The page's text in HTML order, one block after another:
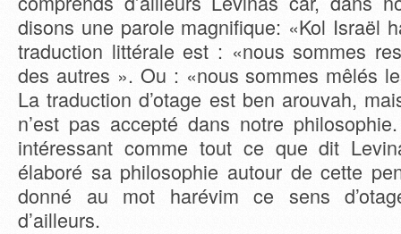
disons une parole magnifique: «Kol Israël
traduction littérale est : «nous sommes
des autres ». Ou : «nous sommes mêlés
La traduction d’otage est ben arouvah,
n’est pas accepté dans notre
intéressant comme tout ce que dit
élaboré sa philosophie autour de cette
donné au mot harévim ce sens
d’ailleurs.